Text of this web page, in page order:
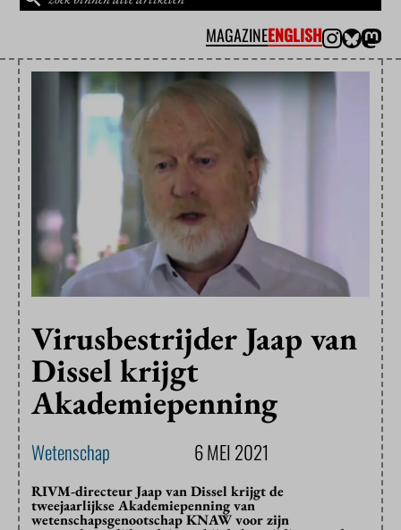
MAGAZINEENGLISH
Virusbestrijder Jaap van
Dissel krijgt
Akademiepenning
Wetenschap 6 MEI 2021
RIVM-directeur Jaap van Dissel krijgt de
tweejaarlijkse Akademiepenning van
wetenschapsgenootschap KNAW voor zijn